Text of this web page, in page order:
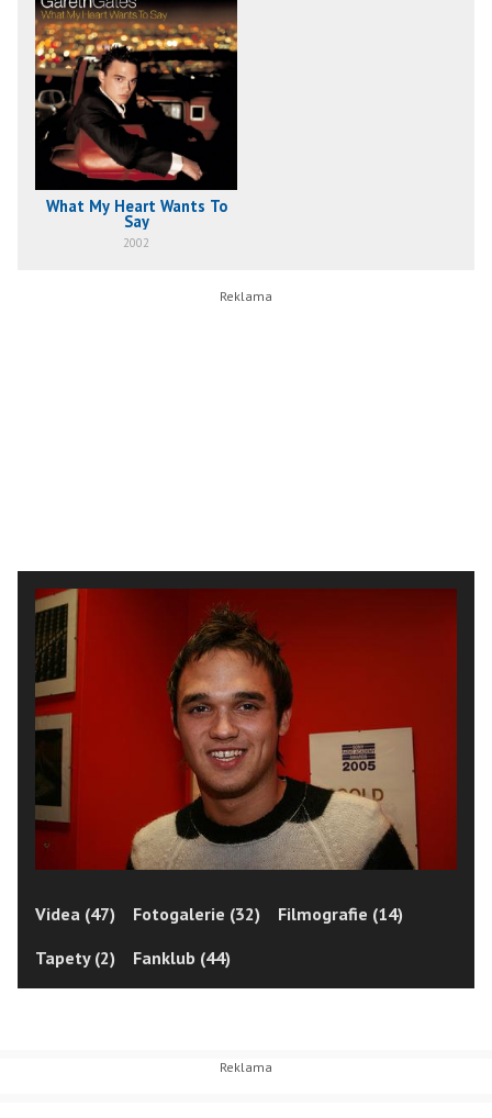
What My Heart Wants To
Say
2002
Videa (47) Fotogalerie (32)
Filmografie (14)
Tapety (2)
Fanklub (44)